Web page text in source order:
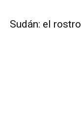
Sudán: el